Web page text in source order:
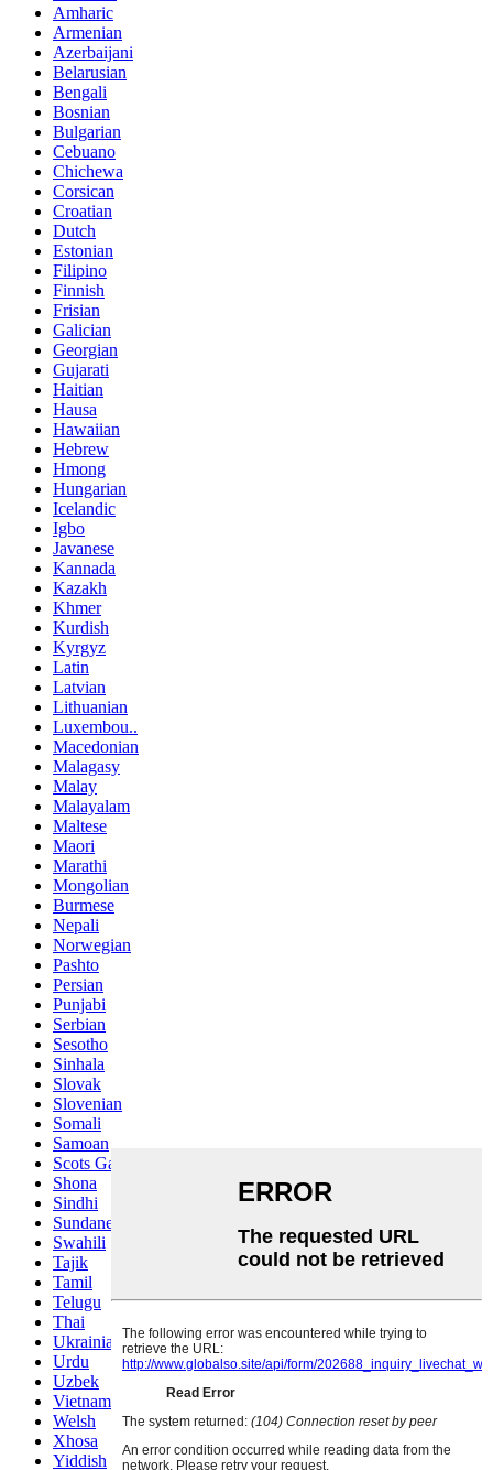
Amharic
Armenian
Azerbaijani
Belarusian
Bengali
Bosnian
Bulgarian
Cebuano
Chichewa
Corsican
Croatian
Dutch
Estonian
Filipino
Finnish
Frisian
Galician
Georgian
Gujarati
Haitian
Hausa
Hawaiian
Hebrew
Hmong
Hungarian
Icelandic
Igbo
Javanese
Kannada
Kazakh
Khmer
Kurdish
Kyrgyz
Latin
Latvian
Lithuanian
Luxembou..
Macedonian
Malagasy
Malay
Malayalam
Maltese
Maori
Marathi
Mongolian
Burmese
Nepali
Norwegian
Pashto
Persian
Punjabi
Serbian
Sesotho
Sinhala
Slovak
Slovenian
Somali
Samoan
Scots Gaelic
Shona
Sindhi
Sundanese
Swahili
Tajik
Tamil
Telugu
Thai
Ukrainian
Urdu
Uzbek
Vietnamese
Welsh
Xhosa
Yiddish